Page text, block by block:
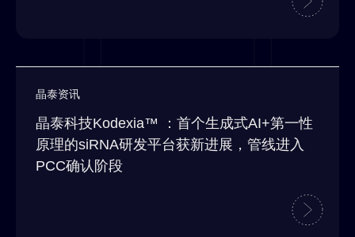
晶泰资讯
晶泰科技Kodexia™ ：首个生成式AI+第一性
原理的siRNA研发平台获新进展，管线进入
PCC确认阶段